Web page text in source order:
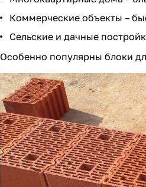
Коммерческие объекты –
Сельские и дачные
Особенно популярны блоки